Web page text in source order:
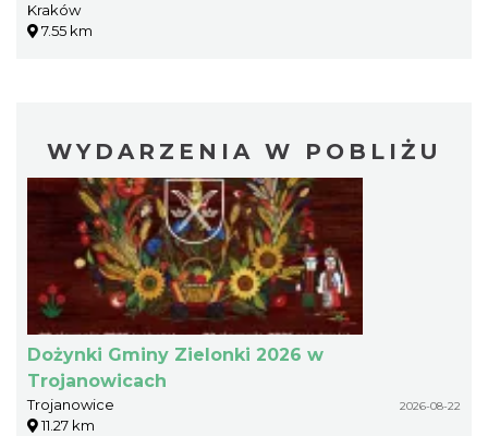
Kraków
7.55 km
WYDARZENIA W POBLIŻU
Dożynki Gminy Zielonki 2026 w
Trojanowicach
Trojanowice 2026-08-22
11.27 km